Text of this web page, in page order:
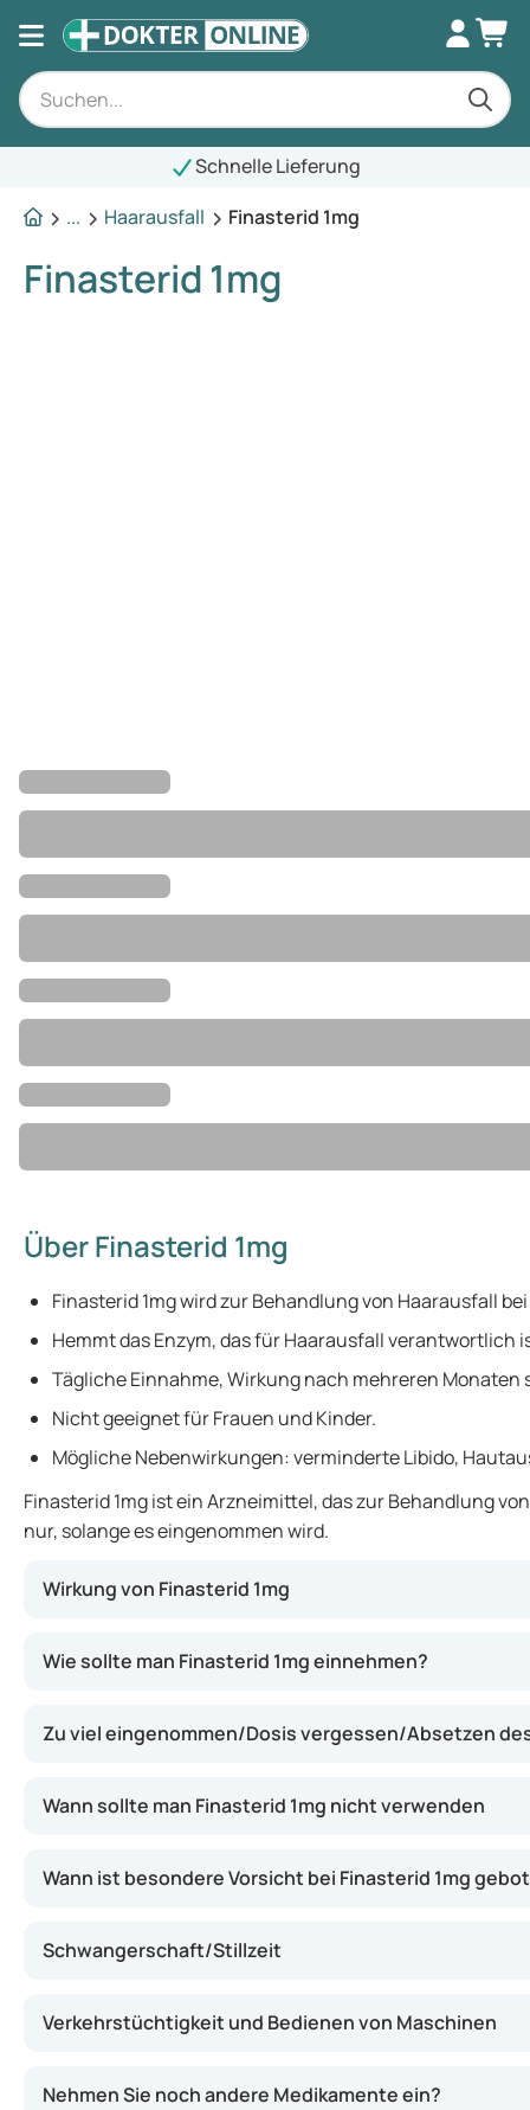
Schnelle Lieferung
...
Haarausfall Finasterid 1mg
Finasterid 1mg
Über Finasterid 1mg
Finasterid 1mg wird zur Behandlung von Haarausfall
Hemmt das Enzym, das für Haarausfall verantwortlich
Tägliche Einnahme, Wirkung nach mehreren Monaten
Nicht geeignet für Frauen und Kinder.
Mögliche Nebenwirkungen: verminderte Libido,
Finasterid 1mg ist ein Arzneimittel, das zur Behandlung
nur, solange es eingenommen wird.
Wirkung von Finasterid 1mg
Wie sollte man Finasterid 1mg einnehmen?
Zu viel eingenommen/Dosis vergessen/Absetzen
Wann sollte man Finasterid 1mg nicht verwenden
Wann ist besondere Vorsicht bei Finasterid 1mg
Schwangerschaft/Stillzeit
Verkehrstüchtigkeit und Bedienen von Maschinen
Nehmen Sie noch andere Medikamente ein?